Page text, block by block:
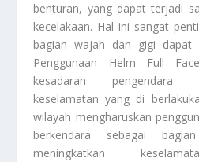
benturan, yang dapat terjadi
kecelakaan. Hal ini sangat
bagian wajah dan gigi dapat
Penggunaan Helm Full
kesadaran pengendara
keselamatan yang di
wilayah mengharuskan
berkendara sebagai
meningkatkan